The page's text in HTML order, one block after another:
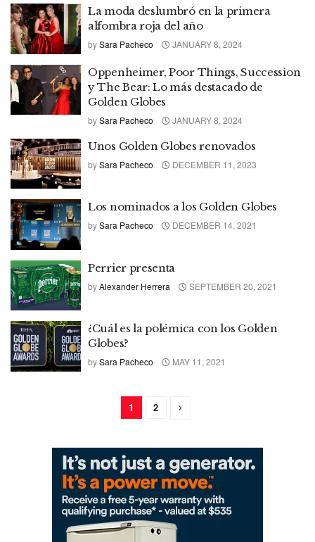
La moda deslumbró en la primera
alfombra roja del año
bySara Pacheco JANUARY 8, 2024
Oppenheimer, Poor Things, Succession
y The Bear: Lo más destacado de
Golden Globes
bySara Pacheco JANUARY 8, 2024
Unos Golden Globes renovados
bySara Pacheco DECEMBER 11, 2023
Los nominados a los Golden Globes
bySara Pacheco DECEMBER 14, 2021
Perrier presenta
byAlexander Herrera SEPTEMBER 20, 2021
¿Cuál es la polémica con los Golden
Globes?
bySara Pacheco MAY 11, 2021
1 2